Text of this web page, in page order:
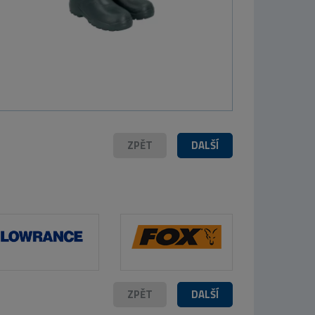
DALŠÍ
ZPĚT
DALŠÍ
ZPĚT